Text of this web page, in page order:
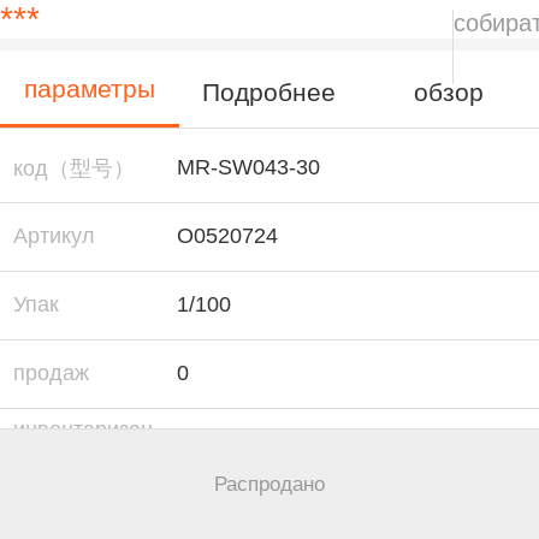
***
параметры Подробнее обзор
код（型号） MR-SW043-30
Артикул O0520724
Упак 1/100
продаж 0
инвентаризац
Распродано